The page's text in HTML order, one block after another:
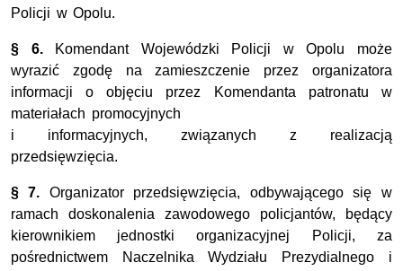
Policji w Opolu.
§ 6.
Komendant Wojewódzki Policji w Opolu może
wyrazić zgodę na zamieszczenie przez organizatora
informacji o objęciu przez Komendanta patronatu w
materiałach promocyjnych
i informacyjnych, związanych z realizacją
przedsięwzięcia.
§ 7. Organizator przedsięwzięcia, odbywającego się w
ramach doskonalenia zawodowego policjantów, będący
kierownikiem jednostki organizacyjnej Policji, za
pośrednictwem Naczelnika Wydziału Prezydialnego i